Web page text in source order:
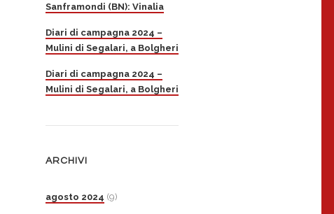
Sanframondi (BN): Vinalia
Diari di campagna 2024 –
Mulini di Segalari, a Bolgheri
Diari di campagna 2024 –
Mulini di Segalari, a Bolgheri
ARCHIVI
agosto 2024 (9)